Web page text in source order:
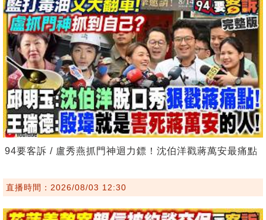
94要客訴 / 盧秀燕抓門神迴力鏢！沈伯洋戳蔣萬安最痛點
直播時間：2026/08/03 12:30